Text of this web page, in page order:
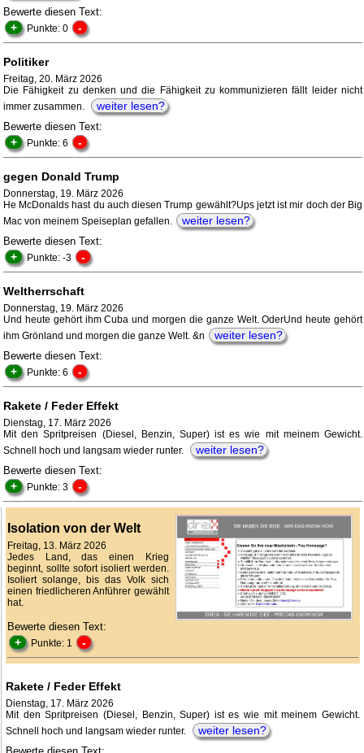
Bewerte diesen Text:
+ Punkte: 0 -
Politiker
Freitag, 20. März 2026
Die Fähigkeit zu denken und die Fähigkeit zu kommunizieren fällt leider nicht
immer zusammen.
weiter lesen?
Bewerte diesen Text:
+ Punkte: 6 -
gegen Donald Trump
Donnerstag, 19. März 2026
He McDonalds hast du auch diesen Trump gewählt?Ups jetzt ist mir doch der Big
Mac von meinem Speiseplan gefallen.
weiter lesen?
Bewerte diesen Text:
+ Punkte: -3 -
Weltherrschaft
Donnerstag, 19. März 2026
Und heute gehört ihm Cuba und morgen die ganze Welt. OderUnd heute gehört
ihm Grönland und morgen die ganze Welt. &n
weiter lesen?
Bewerte diesen Text:
+ Punkte: 6 -
Rakete / Feder Effekt
Dienstag, 17. März 2026
Mit den Spritpreisen (Diesel, Benzin, Super) ist es wie mit meinem Gewicht.
Schnell hoch und langsam wieder runter.
weiter lesen?
Bewerte diesen Text:
+ Punkte: 3 -
Isolation von der Welt
Freitag, 13. März 2026
Jedes Land, das einen Krieg
beginnt, sollte sofort isoliert werden.
Isoliert solange, bis das Volk sich
einen friedlicheren Anführer gewählt
hat.
Bewerte diesen Text:
+ Punkte: 1 -
Rakete / Feder Effekt
Dienstag, 17. März 2026
Mit den Spritpreisen (Diesel, Benzin, Super) ist es wie mit meinem Gewicht.
Schnell hoch und langsam wieder runter.
weiter lesen?